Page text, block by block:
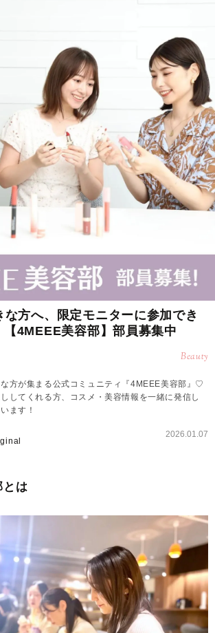
方へ、限定モニターに参加でき
【4MEEE美容部】部員募集中
Beauty
方が集まる公式コミュニティ『4MEEE美容部』♡
してくれる方、コスメ・美容情報を一緒に発信し
ます！
2026.01.07
とは